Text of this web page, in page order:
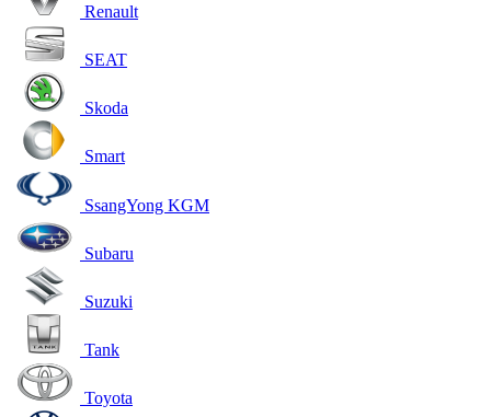
Renault
SEAT
Skoda
Smart
SsangYong KGM
Subaru
Suzuki
Tank
Toyota